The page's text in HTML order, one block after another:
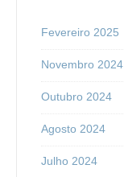
Fevereiro 2025
Novembro 2024
Outubro 2024
Agosto 2024
Julho 2024